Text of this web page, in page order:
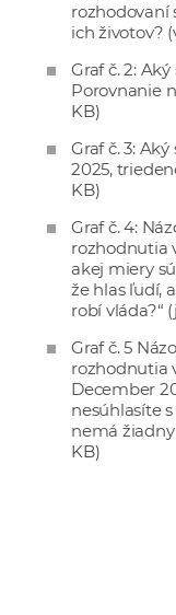
rozhodovaní
ich životov?
Graf č. 2:
Porovnanie
KB)
Graf č. 3:
2025,
KB)
Graf č. 4:
rozhodnutia
akej miery
že hlas ľudí,
robí vláda?“
Graf č. 5
rozhodnutia
December
nesúhlasíte
nemá žiadny
KB)